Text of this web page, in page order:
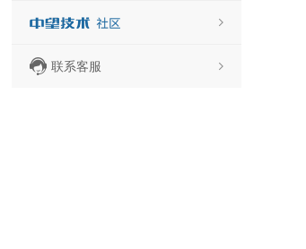
联系客服